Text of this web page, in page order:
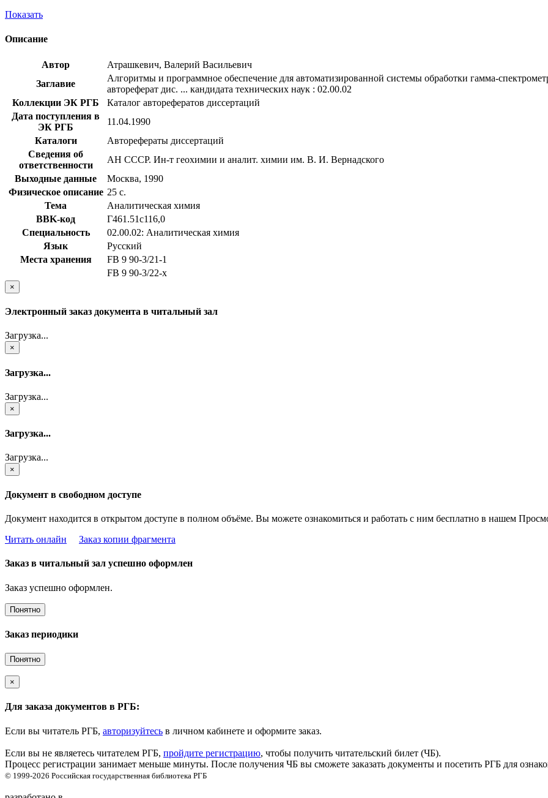
Показать
Описание
Автор
Атрашкевич, Валерий Васильевич
Заглавие
Алгоритмы и программное обеспечение для автоматизированной системы обработки гамма-
автореферат дис. ... кандидата технических наук : 02.00.02
Коллекции ЭК РГБ
Каталог авторефератов диссертаций
Дата поступления в
ЭК РГБ
11.04.1990
Каталоги
Авторефераты диссертаций
Сведения об
ответственности
АН СССР. Ин-т геохимии и аналит. химии им. В. И. Вернадского
Выходные данные
Москва, 1990
Физическое описание 25 с.
Тема
Аналитическая химия
BBK-код
Г461.51с116,0
Специальность
02.00.02: Аналитическая химия
Язык
Русский
Места хранения
FB 9 90-3/21-1
FB 9 90-3/22-x
×
Электронный заказ документа в читальный зал
Загрузка...
×
Загрузка...
Загрузка...
×
Загрузка...
Загрузка...
×
Документ в свободном доступе
Документ находится в открытом доступе в полном объёме. Вы можете ознакомиться и работать с ним бесплатно в нашем
Читать онлайн
Заказ копии фрагмента
Заказ в читальный зал успешно оформлен
Заказ успешно оформлен.
Понятно
Заказ периодики
Понятно
×
Для заказа документов в РГБ:
Если вы читатель РГБ, авторизуйтесь в личном кабинете и оформите заказ.
Если вы не являетесь читателем РГБ, пройдите регистрацию, чтобы получить читательский билет (ЧБ).
Процесс регистрации занимает меньше минуты. После получения ЧБ вы сможете заказать документы и посетить РГБ для
© 1999-2026 Российская государственная библиотека РГБ